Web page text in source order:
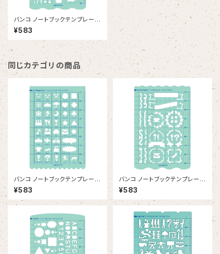
バンコ ノートブックテンプレー
ト エモーション
¥583
同じカテゴリの商品
バンコ ノートブックテンプレー
ト ピクトグラム
¥583
バンコ ノートブックテンプレー
ト オーナメント
¥583